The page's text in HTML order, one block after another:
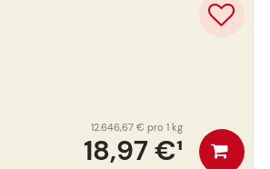
18,97 €¹
12.646,67 € pro 1 kg